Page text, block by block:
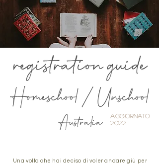
AGGIORNATO
2022
Una volta che hai deciso di voler andare giù per